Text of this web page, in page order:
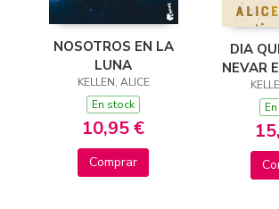
NOSOTROS EN LA
LUNA
KELLEN, ALICE
En stock
10,95 €
Comprar
DIA
NEVAR